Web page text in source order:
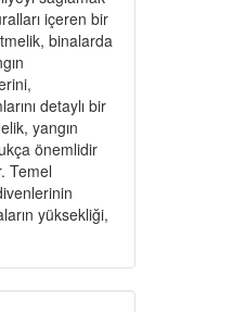
içeren bir
binalarda
detaylı bir
yangın
önemlidir
Temel
yüksekliği,